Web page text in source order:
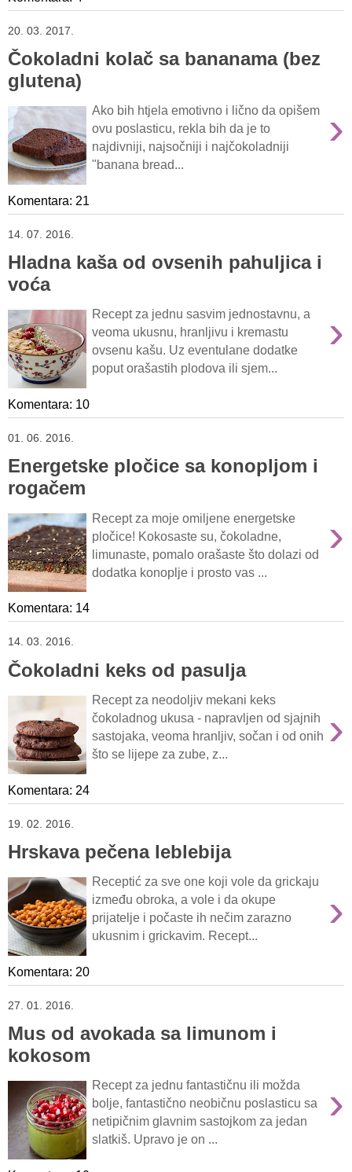
20. 03. 2017.
Čokoladni kolač sa bananama (bez
glutena)
›
Ako bih htjela emotivno i lično da opišem
ovu poslasticu, rekla bih da je to
najdivniji, najsočniji i najčokoladniji
"banana bread...
Komentara: 21
14. 07. 2016.
Hladna kaša od ovsenih pahuljica i
voća
›
Recept za jednu sasvim jednostavnu, a
veoma ukusnu, hranljivu i kremastu
ovsenu kašu. Uz eventulane dodatke
poput orašastih plodova ili sjem...
Komentara: 10
01. 06. 2016.
Energetske pločice sa konopljom i
rogačem
›
Recept za moje omiljene energetske
pločice! Kokosaste su, čokoladne,
limunaste, pomalo orašaste što dolazi od
dodatka konoplje i prosto vas ...
Komentara: 14
14. 03. 2016.
Čokoladni keks od pasulja
›
Recept za neodoljiv mekani keks
čokoladnog ukusa - napravljen od sjajnih
sastojaka, veoma hranljiv, sočan i od onih
što se lijepe za zube, z...
Komentara: 24
19. 02. 2016.
Hrskava pečena leblebija
›
Receptić za sve one koji vole da grickaju
između obroka, a vole i da okupe
prijatelje i počaste ih nečim zarazno
ukusnim i grickavim. Recept...
Komentara: 20
27. 01. 2016.
Mus od avokada sa limunom i
kokosom
›
Recept za jednu fantastičnu ili možda
bolje, fantastično neobičnu poslasticu sa
netipičnim glavnim sastojkom za jedan
slatkiš. Upravo je on ...